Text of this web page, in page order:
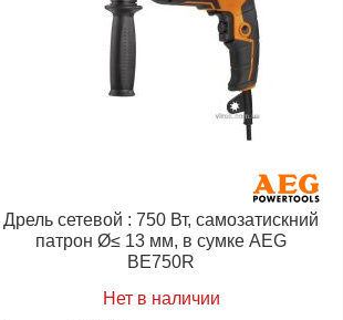
Дрель сетевой : 750 Вт, самозатискний
патрон Ø≤ 13 мм, в сумке AEG
BE750R
Нет в наличии